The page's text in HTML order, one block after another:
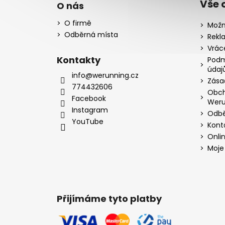
O nás
O firmě
Odběrná místa
Kontakty
info@werunning.cz
774432606
Facebook
Instagram
YouTube
Vše
Přijímáme tyto platby